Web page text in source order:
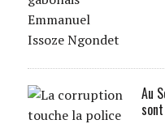
Au